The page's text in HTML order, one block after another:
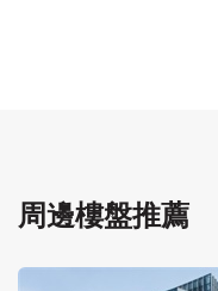
周邊樓盤推薦